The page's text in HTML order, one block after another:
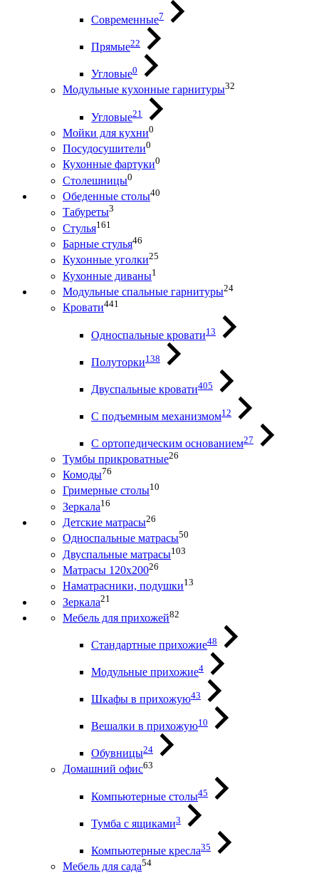
Современные7
Прямые22
Угловые0
Модульные кухонные гарнитуры32
Угловые21
Мойки для кухни0
Посудосушители0
Кухонные фартуки0
Столешницы0
Обеденные столы40
Табуреты3
Стулья161
Барные стулья46
Кухонные уголки25
Кухонные диваны1
Модульные спальные гарнитуры24
Кровати441
Односпальные кровати13
Полуторки138
Двуспальные кровати405
С подъемным механизмом12
С ортопедическим основанием27
Тумбы прикроватные26
Комоды76
Гримерные столы10
Зеркала16
Детские матрасы26
Односпальные матрасы50
Двуспальные матрасы103
Матрасы 120х20026
Наматрасники, подушки13
Зеркала21
Мебель для прихожей82
Стандартные прихожие48
Модульные прихожие4
Шкафы в прихожую43
Вешалки в прихожую10
Обувницы24
Домашний офис63
Компьютерные столы45
Тумба с ящиками3
Компьютерные кресла35
Мебель для сада54